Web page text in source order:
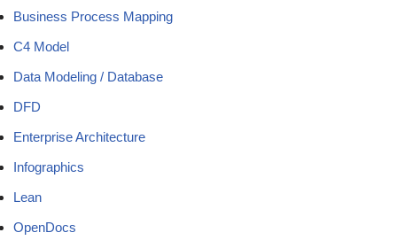
Business Process Mapping
C4 Model
Data Modeling / Database
DFD
Enterprise Architecture
Infographics
Lean
OpenDocs